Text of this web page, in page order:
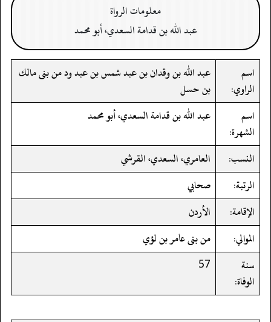
معلومات الرواة
عبد الله بن قدامة السعدي، أبو محمد
اسم
الراوي:
عبد الله بن وقدان بن عبد شمس بن عبد ود من بنى مالك
بن حسل
اسم
الشهرة:
عبد الله بن قدامة السعدي، أبو محمد
النسب:
العامري، السعدي، القرشي
الرتبة:
صحابي
الإقامة:
الأردن
الموالي:
من بنى عامر بن لؤي
سنة
الوفاة:
57